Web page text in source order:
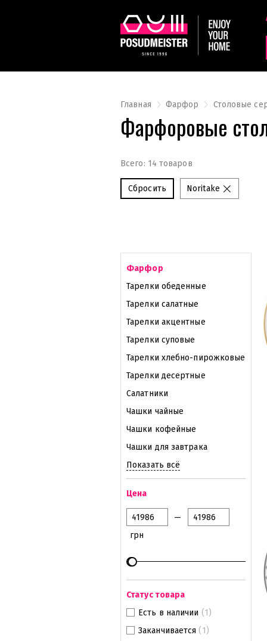
Главная Фарфор Столовые
Фарфоровые
Всего: 14 товаров
Сбросить Noritake
Фарфор
Тарелки обеденные
Тарелки салатные
Тарелки акцентные
Тарелки суповые
Тарелки хлебно-пирожковые
Тарелки десертные
Салатники
Чашки чайные
Чашки кофейные
Чашки для завтрака
Показать всё
Цена
—
грн
Статус товара
Есть в наличии (1)
Заканчивается (1)